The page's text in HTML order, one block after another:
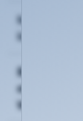
Ich bin
ich auch
Bekomme
einen
Werbung